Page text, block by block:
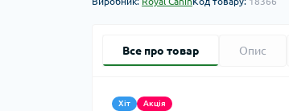
Все про товар Опис
Хіт Акція